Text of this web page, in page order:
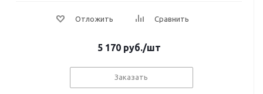
Отложить Сравнить
5 170 руб./шт
Заказать